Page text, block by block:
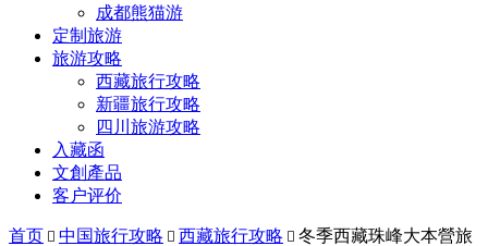
成都熊猫游
定制旅游
旅游攻略
西藏旅行攻略
新疆旅行攻略
四川旅游攻略
入藏函
文創產品
客户评价
首页  中国旅行攻略  西藏旅行攻略  冬季西藏珠峰大本營旅